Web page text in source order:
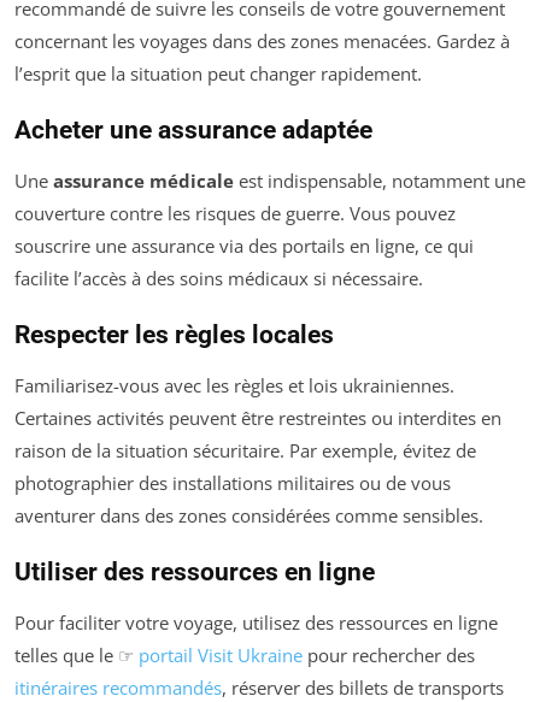
recommandé de suivre les conseils de votre gouvernement
concernant les voyages dans des zones menacées. Gardez à
l’esprit que la situation peut changer rapidement.
Acheter une assurance adaptée
Une assurance médicale est indispensable, notamment une
couverture contre les risques de guerre. Vous pouvez
souscrire une assurance via des portails en ligne, ce qui
facilite l’accès à des soins médicaux si nécessaire.
Respecter les règles locales
Familiarisez-vous avec les règles et lois ukrainiennes.
Certaines activités peuvent être restreintes ou interdites en
raison de la situation sécuritaire. Par exemple, évitez de
photographier des installations militaires ou de vous
aventurer dans des zones considérées comme sensibles.
Utiliser des ressources en ligne
Pour faciliter votre voyage, utilisez des ressources en ligne
telles que le ☞ portail Visit Ukraine pour rechercher des
itinéraires recommandés, réserver des billets de transports